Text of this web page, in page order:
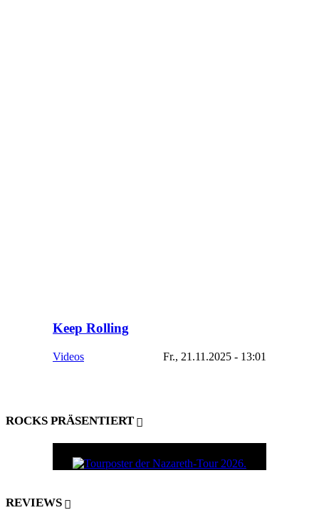
Keep Rolling
Videos Fr., 21.11.2025 - 13:01
ROCKS PRÄSENTIERT
REVIEWS